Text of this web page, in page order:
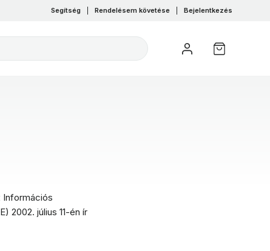
Segítség Rendelésem követése Bejelentkezés
Információs
2002. július 11-én ír